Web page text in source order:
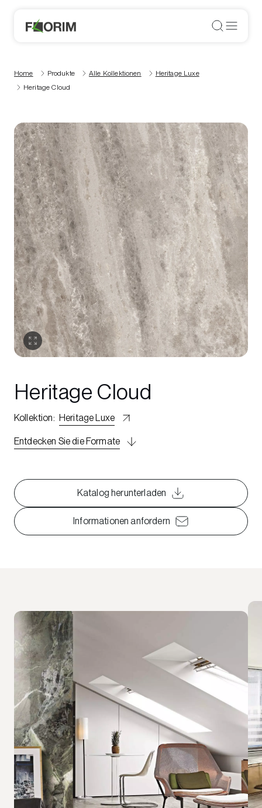
Home Produkte Alle Kollektionen
Heritage Luxe
Heritage Cloud
Heritage Cloud
Kollektion: Heritage Luxe
Entdecken Sie die Formate
Katalog herunterladen
Informationen anfordern